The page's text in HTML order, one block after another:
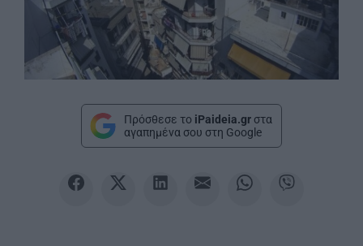
Πρόσθεσε το iPaideia.gr στα
αγαπημένα σου στη Google